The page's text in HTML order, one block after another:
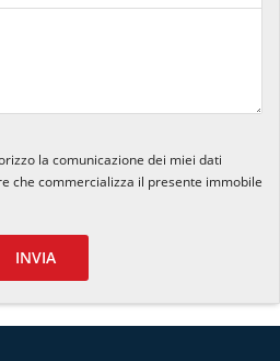
la comunicazione dei miei dati
che commercializza il presente immobile
INVIA